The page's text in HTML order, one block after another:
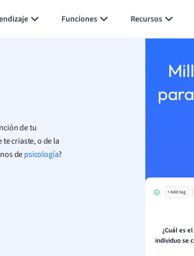
Funciones Recursos
de tu
criaste, o de la
depsicología?
+ Add tag
¿Cuál es
individuo se